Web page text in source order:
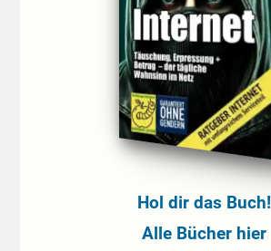
Hol dir das Buch!
Alle Bücher hier